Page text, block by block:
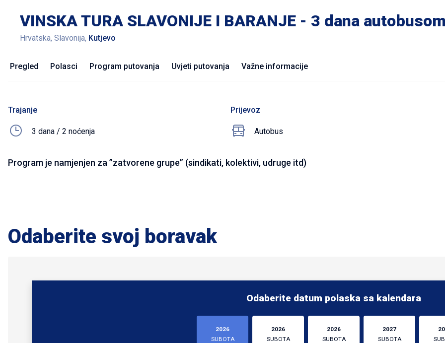
VINSKA TURA SLAVONIJE I BARANJE - 3 dana
Hrvatska, Slavonija, Kutjevo
Pregled Polasci Program putovanja Uvjeti putovanja Važne informacije
Trajanje
3 dana / 2 noćenja
Prijevoz
Autobus
Program je namjenjen za ”zatvorene grupe” (sindikati, kolektivi, udruge itd)
Odaberite svoj boravak
Odaberite datum polaska sa kalendara
2026
SUBOTA
2026
SUBOTA
2026
SUBOTA
2027
SUBOTA